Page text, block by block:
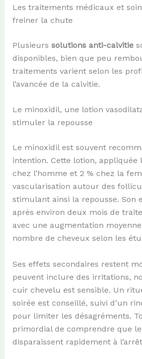
Les traitements médicaux et
freiner la chute
Plusieurs solutions anti-calvitie
disponibles, bien que peu
traitements varient selon les
l’avancée de la calvitie.
Le minoxidil, une lotion
stimuler la repousse
Le minoxidil est souvent
intention. Cette lotion, appliquée
chez l’homme et 2 % chez la
vascularisation autour des
stimulant ainsi la repousse. Son
après environ deux mois de
avec une augmentation
nombre de cheveux selon les
Ses effets secondaires restent
peuvent inclure des irritations,
cuir chevelu est sensible. Un
soirée est conseillé, suivi d’un
pour limiter les désagréments.
primordial de comprendre que
disparaissent rapidement à